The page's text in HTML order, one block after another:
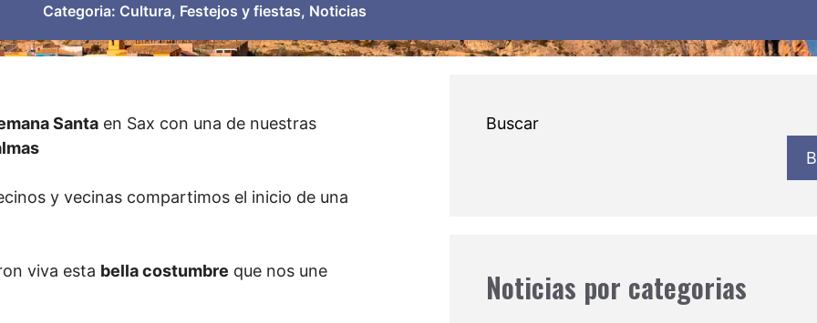
Categoria: Cultura, Festejos y fiestas, Noticias
Santa en Sax con una de nuestras
y vecinas compartimos el inicio de una
viva esta bella costumbre que nos une
Buscar
Noticias por categorias